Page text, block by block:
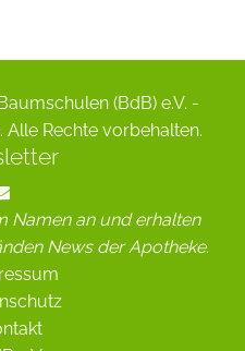
(BdB) e.V. -
Alle Rechte vorbehalten.
Namen an und erhalten
News der Apotheke.